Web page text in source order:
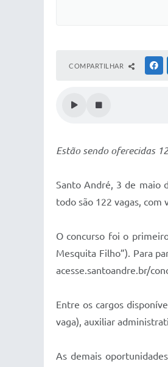
COMPARTILHAR
Estão sendo oferecidas
Santo André, 3 de maio
todo são 122 vagas, com
O concurso foi o
Mesquita Filho”). Para
acesse.santoandre.br/
Entre os cargos
vaga), auxiliar
As demais